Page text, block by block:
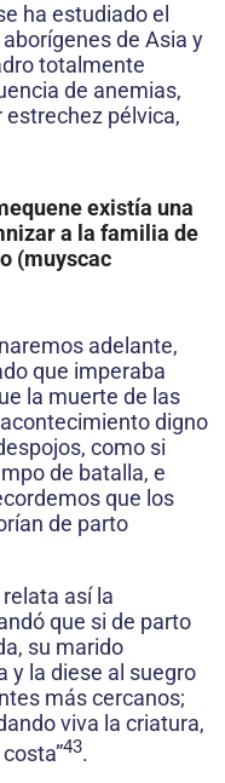
ha estudiado el
de Asia y
totalmente
de anemias,
pélvica,
existía una
a la familia de
(muyscac
adelante,
que imperaba
la muerte de las
digno
como si
de batalla, e
que los
de parto
así la
que si de parto
su marido
y la diese al suegro
más cercanos;
viva la criatura,
43.